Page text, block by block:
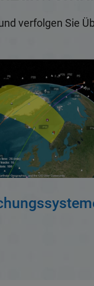
verfolgen Sie